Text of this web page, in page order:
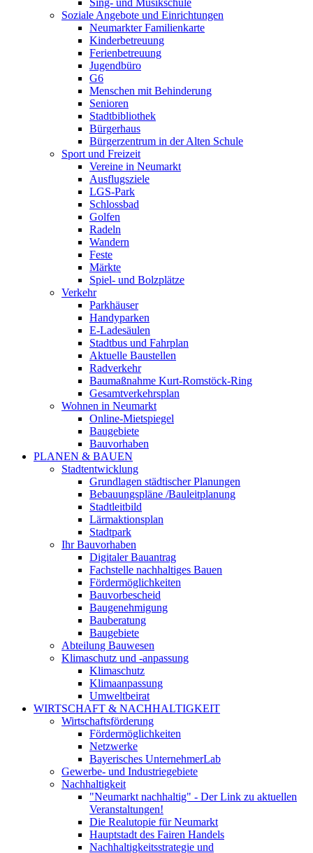
Sing- und Musikschule
Soziale Angebote und Einrichtungen
Neumarkter Familienkarte
Kinderbetreuung
Ferienbetreuung
Jugendbüro
G6
Menschen mit Behinderung
Senioren
Stadtbibliothek
Bürgerhaus
Bürgerzentrum in der Alten Schule
Sport und Freizeit
Vereine in Neumarkt
Ausflugsziele
LGS-Park
Schlossbad
Golfen
Radeln
Wandern
Feste
Märkte
Spiel- und Bolzplätze
Verkehr
Parkhäuser
Handyparken
E-Ladesäulen
Stadtbus und Fahrplan
Aktuelle Baustellen
Radverkehr
Baumaßnahme Kurt-Romstöck-Ring
Gesamtverkehrsplan
Wohnen in Neumarkt
Online-Mietspiegel
Baugebiete
Bauvorhaben
PLANEN & BAUEN
Stadtentwicklung
Grundlagen städtischer Planungen
Bebauungspläne /Bauleitplanung
Stadtleitbild
Lärmaktionsplan
Stadtpark
Ihr Bauvorhaben
Digitaler Bauantrag
Fachstelle nachhaltiges Bauen
Fördermöglichkeiten
Bauvorbescheid
Baugenehmigung
Bauberatung
Baugebiete
Abteilung Bauwesen
Klimaschutz und -anpassung
Klimaschutz
Klimaanpassung
Umweltbeirat
WIRTSCHAFT & NACHHALTIGKEIT
Wirtschaftsförderung
Fördermöglichkeiten
Netzwerke
Bayerisches UnternehmerLab
Gewerbe- und Industriegebiete
Nachhaltigkeit
"Neumarkt nachhaltig" - Der Link zu aktuellen
Veranstaltungen!
Die Realutopie für Neumarkt
Hauptstadt des Fairen Handels
Nachhaltigkeitsstrategie und